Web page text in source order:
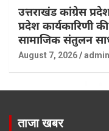
उत्तराखंड कांग्रेस
प्रदेश कार्यकारिणी
सामाजिक संतुलन
August 7, 2026 admin
ताजा खबर